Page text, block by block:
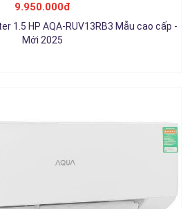
9.950.000đ
1.5 HP AQA-RUV13RB3 Mẫu cao cấp -
Mới 2025
Inverter 1 HP AQA-RV10QA2
5.900.000đ